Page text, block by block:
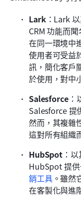
Lark ：Lark
CRM 功能而
在同一環境中
使用者可受益
訊，簡化客戶
於使用，對中
Salesforce：
Salesforce 提
然而，其複雜
這對所有組織
HubSpot ：
HubSpot 提供
銷工具。雖然
在客製化與進